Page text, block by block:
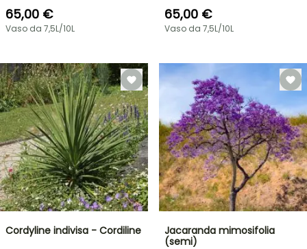
65,00 €
Vaso da 7,5L/10L
65,00 €
Vaso da 7,5L/10L
Cordyline indivisa - Cordiline
Jacaranda mimosifolia
(semi)